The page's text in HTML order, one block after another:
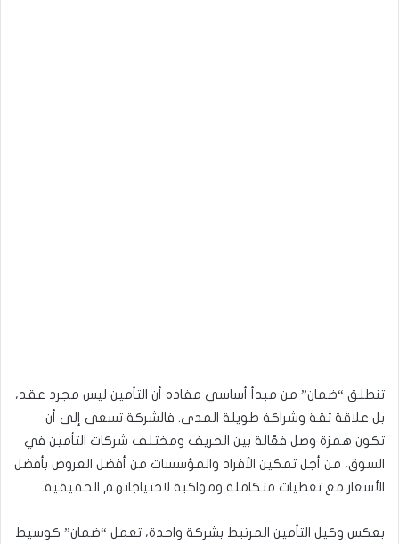
تنطلق “ضمان” من مبدأ أساسي مفاده أن التأمين ليس مجرد عقد،
بل علاقة ثقة وشراكة طويلة المدى. فالشركة تسعى إلى أن
تكون همزة وصل فعّالة بين الحريف ومختلف شركات التأمين في
السوق، من أجل تمكين الأفراد والمؤسسات من أفضل العروض بأفضل
الأسعار مع تغطيات متكاملة ومواكبة لاحتياجاتهم الحقيقية.
بعكس وكيل التأمين المرتبط بشركة واحدة، تعمل “ضمان” كوسيط